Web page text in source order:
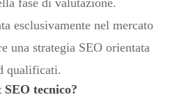
fase di valutazione.
esclusivamente nel mercato
una strategia SEO orientata
qualificati.
tecnico?